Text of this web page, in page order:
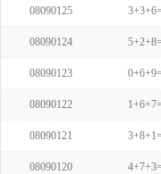
08090125
08090124
08090123
08090122
08090121
08090120